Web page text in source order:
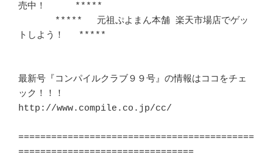
売中！ 　　 *****
***** 　元祖ぷよまん本舗 楽天市場店でゲッ
トしよう！　 *****
最新号『コンパイルクラブ９９号』の情報はココをチェ
ック！！！
http://www.compile.co.jp/cc/
===========================================
================================